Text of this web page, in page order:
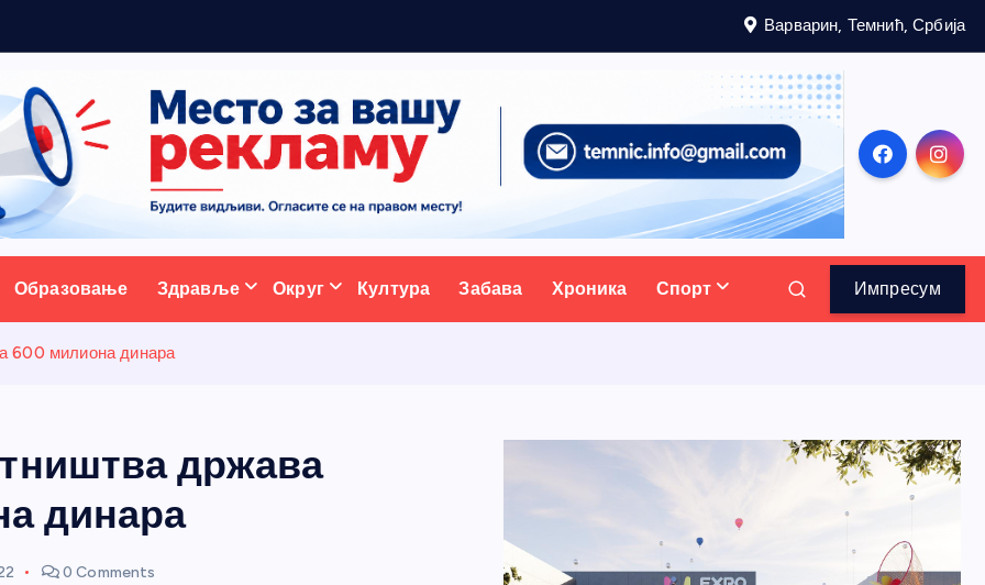
Варварин, Темнић, Србија
портал
Образовање Здравље Округ Култура Забава Хроника Спорт Импресум
600 милиона динара
држава
динара
0 Comments